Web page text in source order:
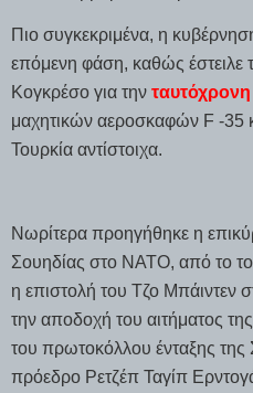
Πιο συγκεκριμένα, η
επόμενη φάση, καθώς έστειλε
Κογκρέσο για την ταυτόχρονη
μαχητικών αεροσκαφών F -35
Τουρκία αντίστοιχα.
Νωρίτερα προηγήθηκε η
Σουηδίας στο ΝΑΤΟ, από το
η επιστολή του Τζο Μπάιντεν
την αποδοχή του αιτήματος
του πρωτοκόλλου ένταξης
πρόεδρο Ρετζέπ Ταγίπ